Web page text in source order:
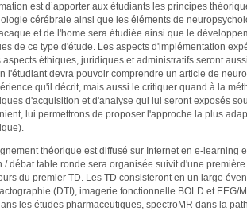
est d’apporter aux étudiants les principes
cérébrale ainsi que les éléments de
et de l'home sera étudiée ainsi que le
de ce type d'étude. Les aspects d'implémentation
éthiques, juridiques et administratifs seront
l'étudiant devra pouvoir comprendre un article de
qu'il décrit, mais aussi le critiquer quand à la
d'acquisition et d'analyse qui lui seront exposés
lui permettrons de proposer l'approche la plus
théorique est diffusé sur Internet en e-learning
/ débat table ronde sera organisée suivit d'une
du premier TD. Les TD consisteront en un large
(DTI), imagerie fonctionnelle BOLD et EEG/
les études pharmaceutiques, spectroMR dans la